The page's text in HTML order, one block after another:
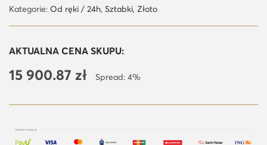
ś
o
z
ł
Kategorie: Od ręki / 24h, Sztabki, Złoto
AKTUALNA CENA SKUPU:
15 900.87 zł Spread: 4%